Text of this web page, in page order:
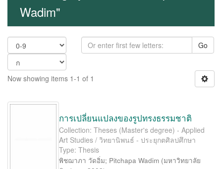
Wadim"
Go
Now showing items 1-1 of 1
การเปลี่ยนแปลงของรูปทรงธรรมชาติ
Collection: Theses (Master's degree) - Applied
Art Studies / วิทยานิพนธ์ - ประยุกตศิลปศึกษา
Type: Thesis
พิชฌาภา วัดอิ่ม; Pitchapa Wadim (มหาวิทยาลัย